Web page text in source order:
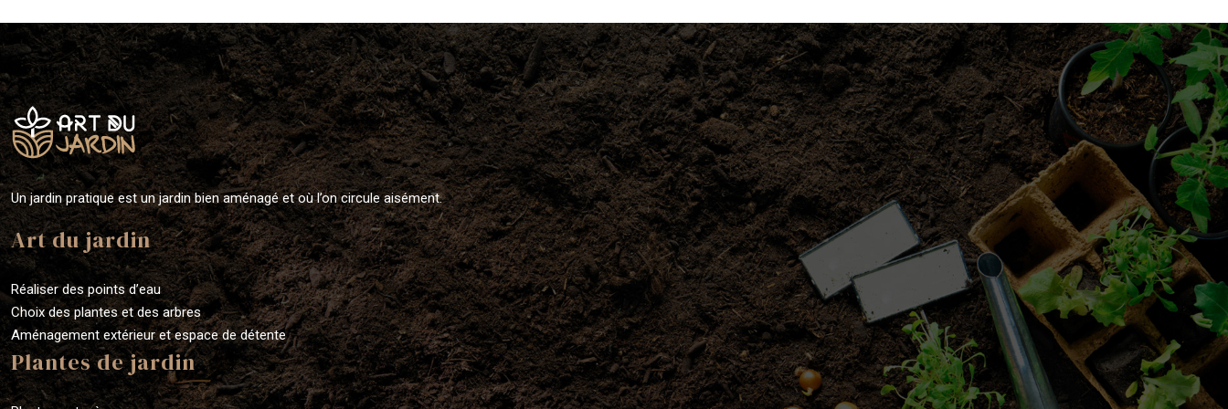
Un jardin pratique est un jardin bien aménagé et où l’on circule aisément.
Art du jardin
Réaliser des points d’eau
Choix des plantes et des arbres
Aménagement extérieur et espace de détente
Plantes de jardin